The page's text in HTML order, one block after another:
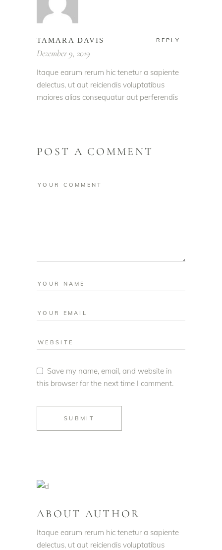
TAMARA DAVIS REPLY
Dezember 9, 2019
Itaque earum rerum hic tenetur a sapiente
delectus, ut aut reiciendis voluptatibus
maiores alias consequatur aut perferendis
POST A COMMENT
Save my name, email, and website in
this browser for the next time I comment.
SUBMIT
ABOUT AUTHOR
Itaque earum rerum hic tenetur a sapiente
delectus, ut aut reiciendis voluptatibus